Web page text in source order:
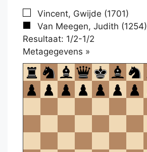
Vincent, Gwijde (1701)
Van Meegen, Judith (1254)
Resultaat: 1/2-1/2
Metagegevens »
om
te
openen.